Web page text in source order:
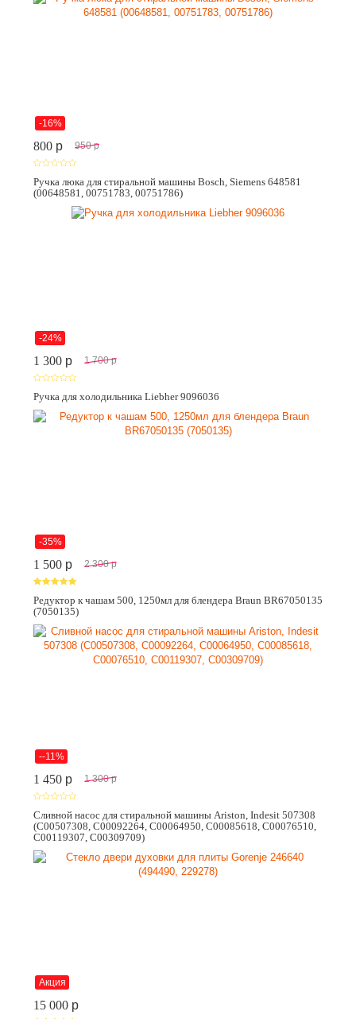
-16%
800 p 950 p
Ручка люка для стиральной машины Bosch, Siemens 648581
(00648581, 00751783, 00751786)
-24%
1 300 p 1 700 p
Ручка для холодильника Liebher 9096036
-35%
1 500 p 2 300 p
Редуктор к чашам 500, 1250мл для блендера Braun BR67050135
(7050135)
--11%
1 450 p 1 300 p
Сливной насос для стиральной машины Ariston, Indesit 507308
(C00507308, C00092264, C00064950, C00085618, C00076510,
C00119307, C00309709)
Акция
15 000 p